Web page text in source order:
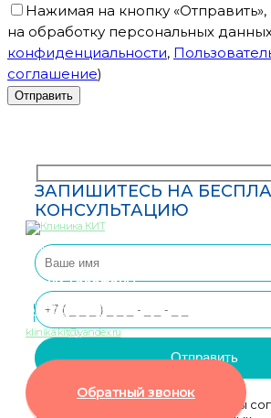
— “Клиника Инновационных Технологий”
Наши Телефоны
8 (8652) 99-88-55
klinika.kit@yandex.ru
Обратный звонок
Нажимая на кнопку
на обработку персональных
конфиденциальности,
соглашение)
ЗАПИШИТЕСЬ НА
КОНСУЛЬТАЦИЮ
Нажимая на кнопку Отправить, вы